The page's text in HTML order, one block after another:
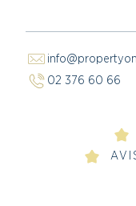
02 376 60 66